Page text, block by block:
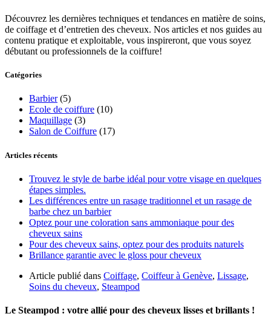
Découvrez les dernières techniques et tendances en matière de soins,
de coiffage et d’entretien des cheveux. Nos articles et nos guides au
contenu pratique et exploitable, vous inspireront, que vous soyez
débutant ou professionnels de la coiffure!
Catégories
Barbier(5)
Ecole de coiffure (10)
Maquillage (3)
Salon de Coiffure (17)
Articles récents
Trouvez le style de barbe idéal pour votre visage en quelques
étapes simples.
Les différences entre un rasage traditionnel et un rasage de
barbe chez un barbier
Optez pour une coloration sans ammoniaque pour des
cheveux sains
Pour des cheveux sains, optez pour des produits naturels
Brillance garantie avec le gloss pour cheveux
Article publié dans Coiffage, Coiffeur à Genève, Lissage,
Soins du cheveux, Steampod
Le Steampod : votre allié pour des cheveux lisses et brillants !